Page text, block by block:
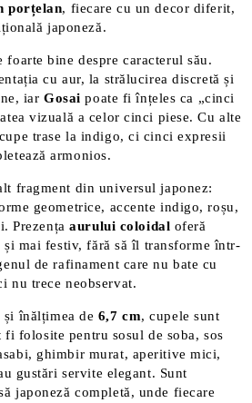
porțelan, fiecare cu un decor diferit,
japoneză.
foarte bine despre caracterul său.
cu aur, la strălucirea discretă și
iarGosai poate fi înțeles ca „cinci
vizuală a celor cinci piese. Cu alte
trase la indigo, ci cinci expresii
armonios.
fragment din universul japonez:
geometrice, accente indigo, roșu,
Prezențaaurului coloidal oferă
mai festiv, fără să îl transforme într-
de rafinament care nu bate cu
nu trece neobservat.
și înălțimea de 6,7 cm, cupele sunt
folosite pentru sosul de soba, sos
ghimbir murat, aperitive mici,
gustări servite elegant. Sunt
japoneză completă, unde fiecare